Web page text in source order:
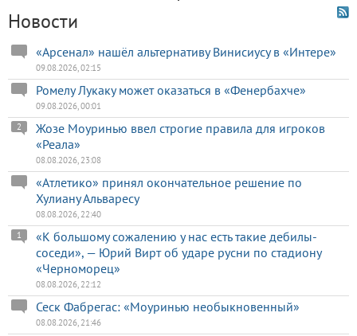
Новости
«Арсенал» нашёл альтернативу Винисиусу в «Интере»
09.08.2026, 02:15
Ромелу Лукаку может оказаться в «Фенербахче»
09.08.2026, 00:01
Жозе Моуринью ввел строгие правила для игроков
«Реала»
2
08.08.2026, 23:08
«Атлетико» принял окончательное решение по
Хулиану Альваресу
08.08.2026, 22:40
«К большому сожалению у нас есть такие дебилы-
соседи», — Юрий Вирт об ударе русни по стадиону
«Черноморец»
1
08.08.2026, 22:12
Сеск Фабрегас: «Моуринью необыкновенный»
08.08.2026, 21:46